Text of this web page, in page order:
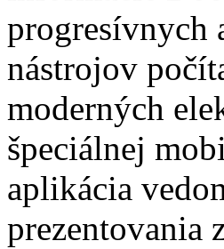
progresívnych
nástrojov
moderných
špeciálnej
aplikácia
prezentovania